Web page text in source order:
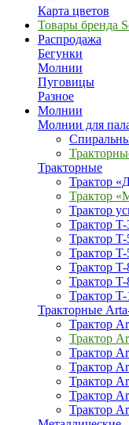
Карта цветов
Товары бренда
Распродажа
Бегунки
Молнии
Пуговицы
Разное
Молнии
Молнии для
Тракторные
Трактор
Трактор
Трактор
Трактор
Трактор
Трактор
Трактор
Трактор
Трактор
Тракторные
Трактор
Трактор
Трактор
Трактор
Трактор
Трактор
Трактор